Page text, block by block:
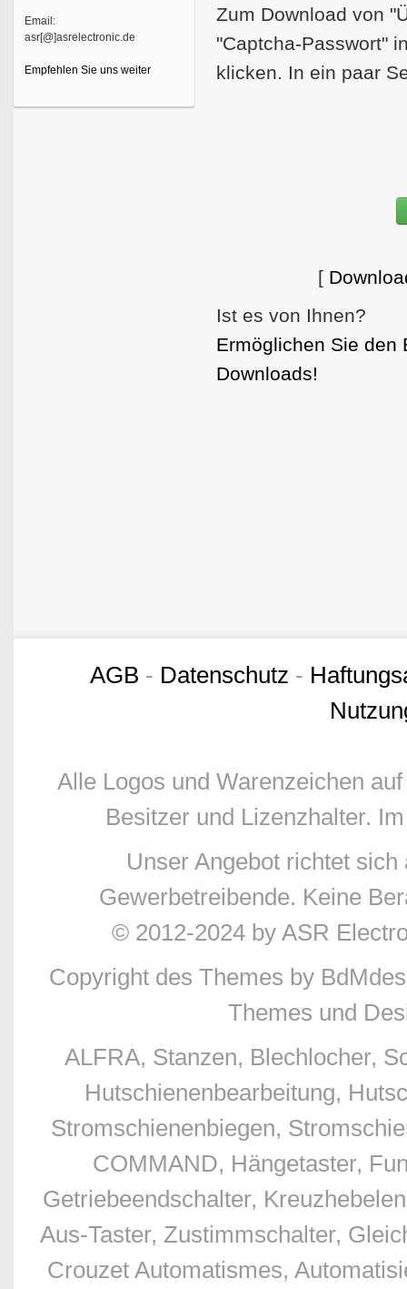
Zum Download von
"Captcha-Passwort"
klicken. In ein paar
[
Ist es von Ihnen?
Ermöglichen Sie den
Downloads!
Email:
asr[@]asrelectronic.de
Empfehlen Sie uns weiter
AGB - Datenschutz -
Alle Logos und Warenzeichen
Besitzer und Lizenzhalter.
Unser Angebot richtet
Gewerbetreibende. Keine
© 2012-2024 by ASR
Copyright des Themes by
Themes und
ALFRA, Stanzen, Blechlocher,
Hutschienenbearbeitung,
Stromschienenbiegen,
COMMAND, Hängetaster,
Getriebeendschalter,
Aus-Taster, Zustimmschalter,
Crouzet Automatismes,